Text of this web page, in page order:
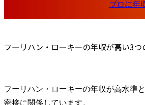
フーリハン・ローキーの年収が高い3つ
フーリハン・ローキーの年収が高水準
密接に関係しています。